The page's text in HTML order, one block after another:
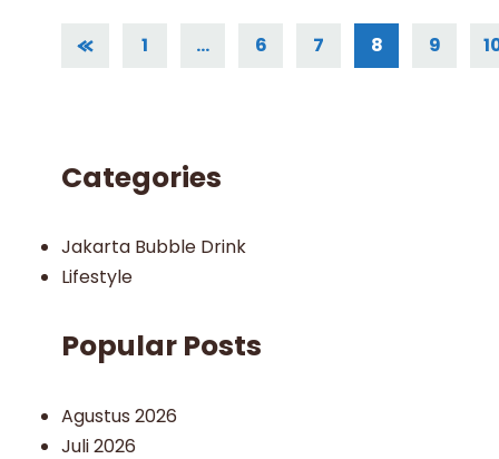
1 … 6 7 8 9
Categories
Jakarta Bubble Drink
Lifestyle
Popular Posts
Agustus 2026
Juli 2026